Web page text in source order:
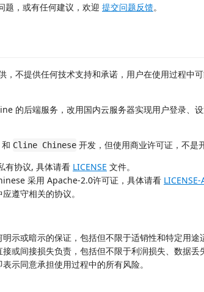
题，或有任何建议，欢迎 提交问题反馈。
，不提供任何技术支持和承诺，用户在使用过程中
的后端服务，改用国内云服务器实现用户登录、
和 Cline Chinese 开发，但使用商业许可证，不是
有协议, 具体请看 LICENSE 文件。
采用 Apache-2.0许可证，具体请看
遵守相关的协议。
示或暗示的保证，包括但不限于适销性和特定用途
或间接损失负责，包括但不限于利润损失、数据丢
示同意承担使用过程中的所有风险。